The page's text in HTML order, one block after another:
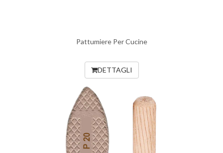
Pattumiere Per Cucine
DETTAGLI